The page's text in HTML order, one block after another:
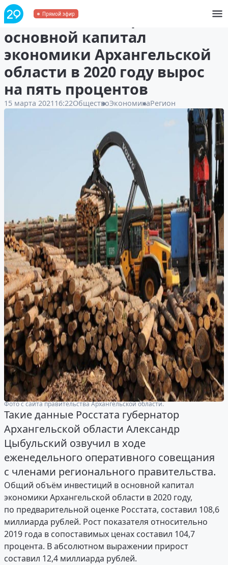
Прямой эфир
Объём инвестиций в
основной капитал
экономики Архангельской
области в 2020 году вырос
на пять процентов
15 марта 2021 16:22ОбществоЭкономикаРегион
Фото с сайта правительства Архангельской области.
Такие данные Росстата губернатор
Архангельской области Александр
Цыбульский озвучил в ходе
еженедельного оперативного совещания
с членами регионального правительства.
Общий объём инвестиций в основной капитал
экономики Архангельской области в 2020 году,
по предварительной оценке Росстата, составил 108,6
миллиарда рублей. Рост показателя относительно
2019 года в сопоставимых ценах составил 104,7
процента. В абсолютном выражении прирост
составил 12,4 миллиарда рублей.